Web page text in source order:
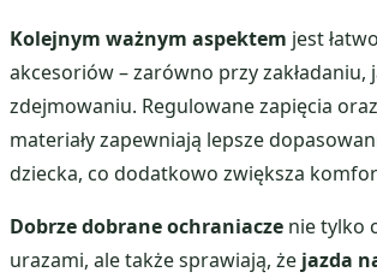
Kolejnym ważnym aspektem jest
akcesoriów – zarówno przy zakładaniu,
zdejmowaniu. Regulowane zapięcia
materiały zapewniają lepsze
dziecka, co dodatkowo zwiększa
Dobrze dobrane ochraniacze nie tylko
urazami, ale także sprawiają, że jazda